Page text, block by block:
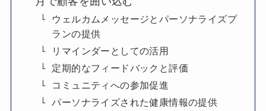
ウェルカムメッセージとパーソナライズプ
ランの提供
リマインダーとしての活用
定期的なフィードバックと評価
コミュニティへの参加促進
パーソナライズされた健康情報の提供